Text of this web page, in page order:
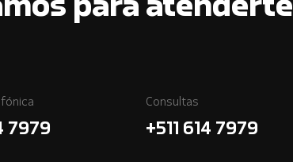
para atenderte
7979
Consultas
+511 614 7979